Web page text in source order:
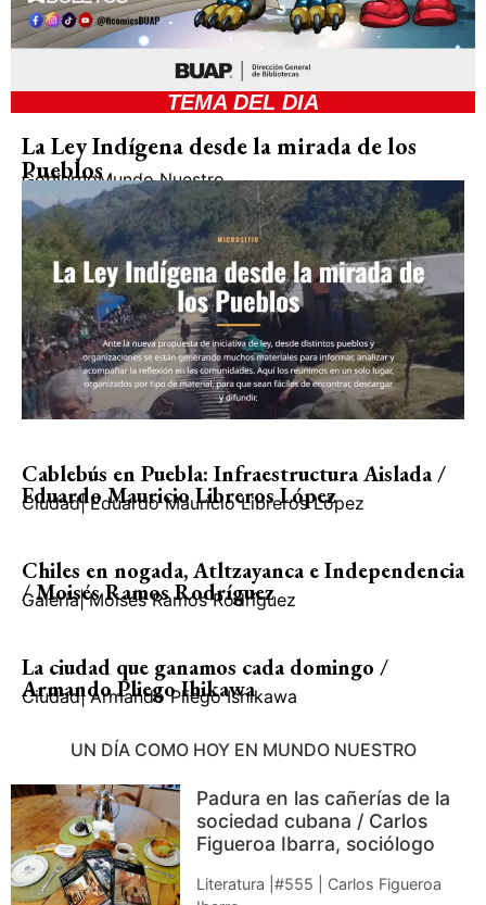
TEMA DEL DIA
La Ley Indígena desde la mirada de los
Pueblos
GobiernoMundo Nuestro
Cablebús en Puebla: Infraestructura Aislada /
Eduardo Mauricio Libreros López
Ciudad| Eduardo Mauricio Libreros López
Chiles en nogada, Atltzayanca e Independencia
/ Moisés Ramos Rodríguez
Galería| Moisés Ramos Rodríguez
La ciudad que ganamos cada domingo /
Armando Pliego Ihikawa
Ciudad| Armando Pliego Ishikawa
UN DÍA COMO HOY EN MUNDO NUESTRO
Padura en las cañerías de la
sociedad cubana / Carlos
Figueroa Ibarra, sociólogo
Literatura |#555 | Carlos Figueroa